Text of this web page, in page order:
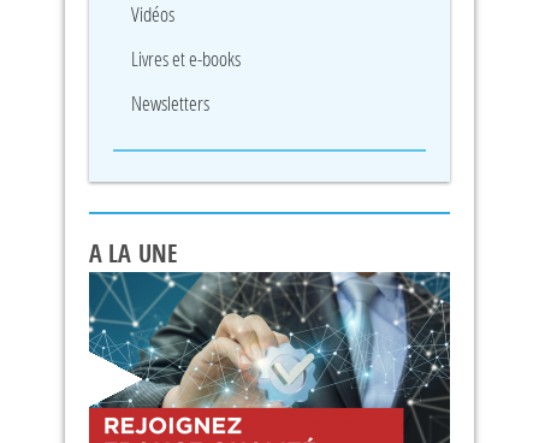
Vidéos
Livres et e-books
Newsletters
A LA UNE